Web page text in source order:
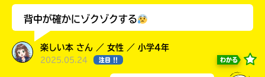
背中が確かにゾクゾクする
楽しい本 さん ／ 女性 ／ 小学4年
2025.05.24 注目 !! わかる